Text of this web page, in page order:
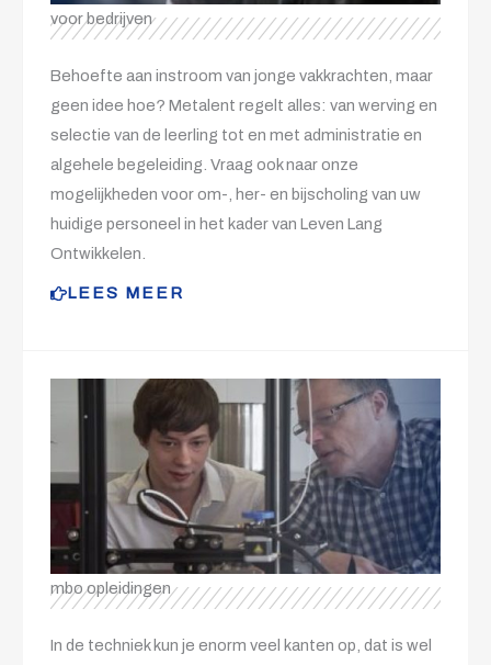
voor bedrijven
Behoefte aan instroom van jonge vakkrachten, maar
geen idee hoe? Metalent regelt alles: van werving en
selectie van de leerling tot en met administratie en
algehele begeleiding. Vraag ook naar onze
mogelijkheden voor om-, her- en bijscholing van uw
huidige personeel in het kader van Leven Lang
Ontwikkelen.
LEES MEER
mbo opleidingen
In de techniek kun je enorm veel kanten op, dat is wel